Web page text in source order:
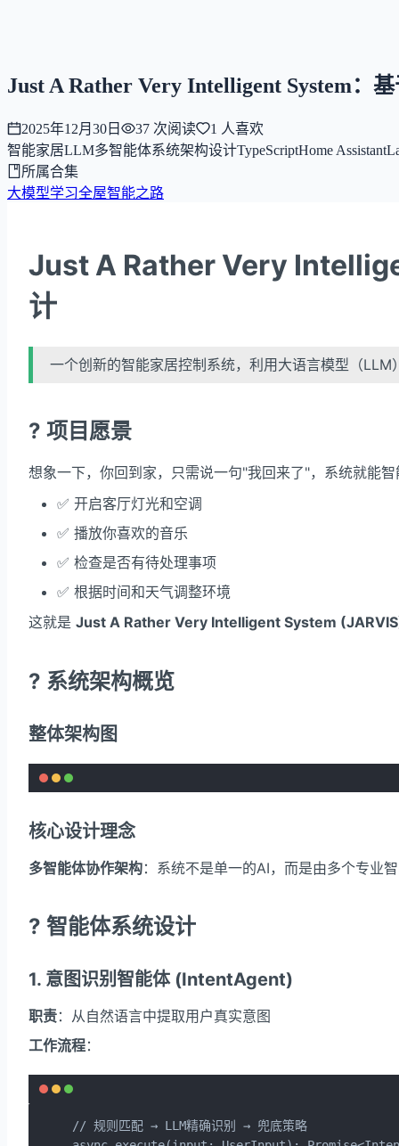
Just A Rather Very Intelligent System：
2025年12月30日 37 次阅读 1 人喜欢
智能家居LLM多智能体系统架构设计TypeScriptHome Assistant
所属合集
大模型学习全屋智能之路
Just A Rather Very
计
一个创新的智能家居控制系统，利用大语言模型（LLM
? 项目愿景
想象一下，你回到家，只需说一句"我回来了"，系统就能智
✅ 开启客厅灯光和空调
✅ 播放你喜欢的音乐
✅ 检查是否有待处理事项
✅ 根据时间和天气调整环境
这就是 Just A Rather Very Intelligent System
?️ 系统架构概览
整体架构图
核心设计理念
多智能体协作架构：系统不是单一的AI，而是由多个专业
? 智能体系统设计
1. 意图识别智能体 (IntentAgent)
职责：从自然语言中提取用户真实意图
工作流程：
// 规则匹配 → LLM精确识别 → 兜底策略